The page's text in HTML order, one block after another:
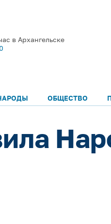
в Архангельске
ОБЩЕСТВО